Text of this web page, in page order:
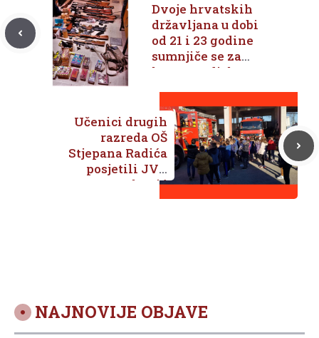
Dvoje hrvatskih
državljana u dobi
od 21 i 23 godine
sumnjiče se za
kazneno djelo
posjedovanja,
izrade i
nabavljanja oružja i
eksplozivnih tvari
Učenici drugih
razreda OŠ
Stjepana Radića
posjetili JVP
Metković
NAJNOVIJE OBJAVE